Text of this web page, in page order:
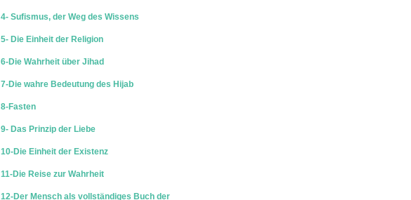
4- Sufismus, der Weg des Wissens
5- Die Einheit der Religion
6-Die Wahrheit über Jihad
7-Die wahre Bedeutung des Hijab
8-Fasten
9- Das Prinzip der Liebe
10-Die Einheit der Existenz
11-Die Reise zur Wahrheit
12-Der Mensch als vollständiges Buch der